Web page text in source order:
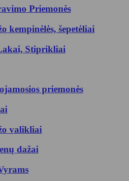
Priemonės
kempinėlės, šepetėliai
Stiprikliai
priemonės
valikliai
dažai